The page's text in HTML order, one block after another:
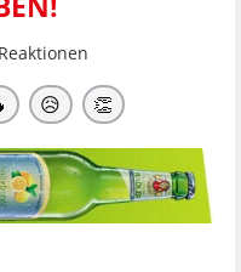
Reaktionen
😥 👏